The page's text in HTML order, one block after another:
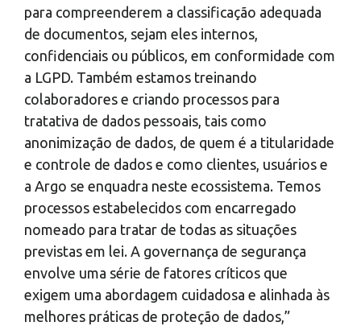
para compreenderem a classificação adequada
de documentos, sejam eles internos,
confidenciais ou públicos, em conformidade com
a LGPD. Também estamos treinando
colaboradores e criando processos para
tratativa de dados pessoais, tais como
anonimização de dados, de quem é a titularidade
e controle de dados e como clientes, usuários e
a Argo se enquadra neste ecossistema. Temos
processos estabelecidos com encarregado
nomeado para tratar de todas as situações
previstas em lei. A governança de segurança
envolve uma série de fatores críticos que
exigem uma abordagem cuidadosa e alinhada às
melhores práticas de proteção de dados,”